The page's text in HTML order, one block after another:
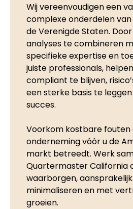
Wij vereenvoudigen een
complexe onderdelen
de Verenigde Staten.
analyses te combineren
specifieke expertise en
juiste professionals,
compliant te blijven,
een sterke basis te
succes.
Voorkom kostbare fouten
onderneming vóór u de
markt betreedt. Werk
Quartermaster California
waarborgen,
minimaliseren en met
groeien.